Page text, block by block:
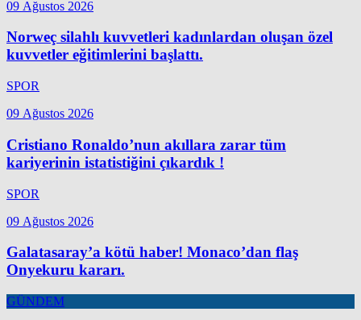
09 Ağustos 2026
Norweç silahlı kuvvetleri kadınlardan oluşan özel
kuvvetler eğitimlerini başlattı.
SPOR
09 Ağustos 2026
Cristiano Ronaldo’nun akıllara zarar tüm
kariyerinin istatistiğini çıkardık !
SPOR
09 Ağustos 2026
Galatasaray’a kötü haber! Monaco’dan flaş
Onyekuru kararı.
GÜNDEM